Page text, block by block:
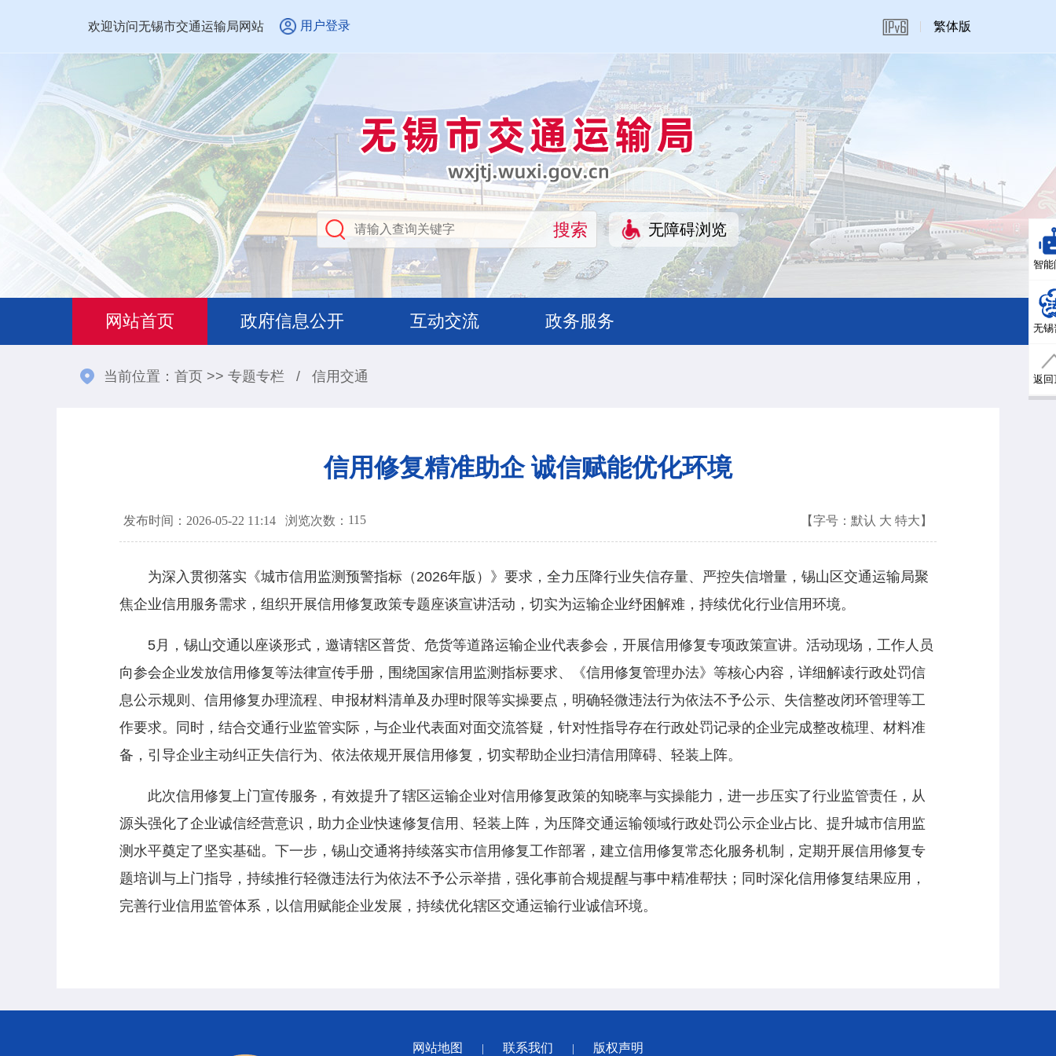
欢迎访问无锡市交通运输局网站 用户登录 繁体版
无障碍浏览
网站首页 政府信息公开 互动交流 政务服务
当前位置： 首页 >> 专题专栏 / 信用交通
信用修复精准助企 诚信赋能优化环境
发布时间：2026-05-22 11:14 浏览次数： 115 【字号： 默认 大 特大 】
为深入贯彻落实《城市信用监测预警指标（2026年版）》要求，全力压降行业失信存量、严控失信增量，锡山区交通运输局聚
焦企业信用服务需求，组织开展信用修复政策专题座谈宣讲活动，切实为运输企业纾困解难，持续优化行业信用环境。
5月，锡山交通以座谈形式，邀请辖区普货、危货等道路运输企业代表参会，开展信用修复专项政策宣讲。活动现场，工作人员
向参会企业发放信用修复等法律宣传手册，围绕国家信用监测指标要求、《信用修复管理办法》等核心内容，详细解读行政处罚信
息公示规则、信用修复办理流程、申报材料清单及办理时限等实操要点，明确轻微违法行为依法不予公示、失信整改闭环管理等工
作要求。同时，结合交通行业监管实际，与企业代表面对面交流答疑，针对性指导存在行政处罚记录的企业完成整改梳理、材料准
备，引导企业主动纠正失信行为、依法依规开展信用修复，切实帮助企业扫清信用障碍、轻装上阵。
此次信用修复上门宣传服务，有效提升了辖区运输企业对信用修复政策的知晓率与实操能力，进一步压实了行业监管责任，从
源头强化了企业诚信经营意识，助力企业快速修复信用、轻装上阵，为压降交通运输领域行政处罚公示企业占比、提升城市信用监
测水平奠定了坚实基础。下一步，锡山交通将持续落实市信用修复工作部署，建立信用修复常态化服务机制，定期开展信用修复专
题培训与上门指导，持续推行轻微违法行为依法不予公示举措，强化事前合规提醒与事中精准帮扶；同时深化信用修复结果应用，
完善行业信用监管体系，以信用赋能企业发展，持续优化辖区交通运输行业诚信环境。
网站地图 联系我们 版权声明
智能
无锡
返回